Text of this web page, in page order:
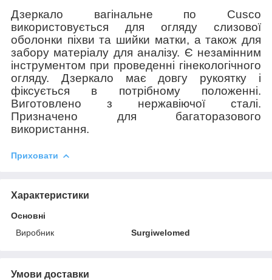
Дзеркало вагінальне по Cusco
використовується для огляду слизової
оболонки піхвита шийки матки, а також для
забору матеріалу для аналізу. Є незамінним
інструментом при проведенні гінекологічного
огляду. Дзеркало має довгу рукоятку і
фіксується в потрібному положенні.
Виготовлено з нержавіючої сталі.
Призначено для багаторазового
використання.
Приховати
Характеристики
Основні
Виробник
Surgiwelomed
Умови доставки